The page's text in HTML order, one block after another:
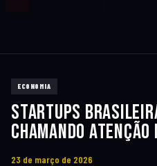
ECONOMIA
STARTUPS
CHAMANDO
23 de março de 2026